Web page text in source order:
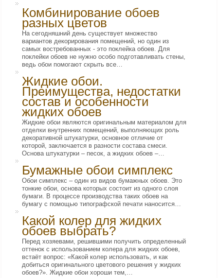
Комбинирование обоев
разных цветов
На сегодняшний день существует множество
вариантов декорирования помещений, но один из
самых востребованных - это поклейка обоев. Для
поклейки обоев не нужно особо подготавливать стены,
ведь обои помогают скрыть все…
Жидкие обои.
Преимущества, недостатки
состав и особенности
жидких обоев
Жидкие обои являются оригинальным материалом для
отделки внутренних помещений, выполняющих роль
декоративной штукатурки, основное отличие от
которой, заключается в разности состава смеси.
Основа штукатурки – песок, а жидких обоев –…
Бумажные обои симплекс
Обои симплекс – один из видов бумажных обоев. Это
тонкие обои, основа которых состоит из одного слоя
бумаги. В процессе производства таких обоев на
бумагу с помощью типографской печати наносится…
Какой колер для жидких
обоев выбрать?
Перед хозяевами, решившими получить определенный
оттенок с использованием колера для жидких обоев,
встаёт вопрос: «Какой колер использовать, и как
добиться оригинального цветового решения у жидких
обоев?». Жидкие обои хороши тем,…